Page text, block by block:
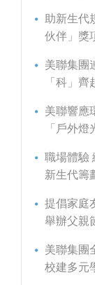
助新生代
伙伴」獎
美聯集團
「科」
美聯響應
「戶外
職場體驗
新生代籌
提倡家庭
舉辦父親
美聯集團
校建多元